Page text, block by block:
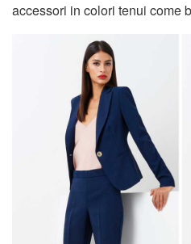
accessori in colori tenui come